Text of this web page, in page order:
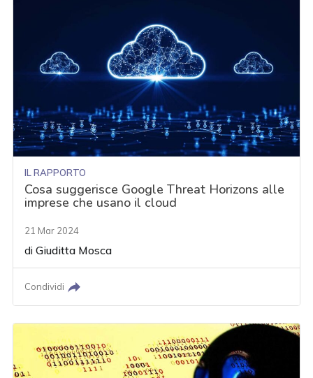
IL RAPPORTO
Cosa suggerisce Google Threat Horizons alle
imprese che usano il cloud
21 Mar 2024
diGiuditta Mosca
Condividi